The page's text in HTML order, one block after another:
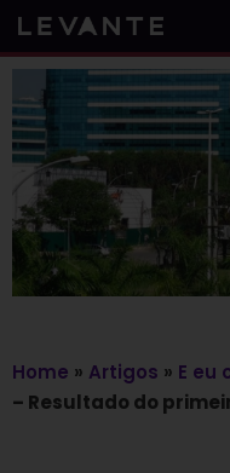
Skip
to
content
Home » Artigos » E eu
– Resultado do